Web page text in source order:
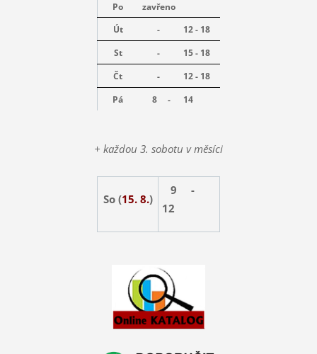
Po
zavřeno
Út
-
12 - 18
St
-
15 - 18
Čt
-
12 - 18
Pá
8 - 14
+ každou 3. sobotu v měsíci
So (15. 8.)
9 -
12